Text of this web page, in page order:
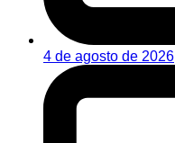
4 de agosto de 2026